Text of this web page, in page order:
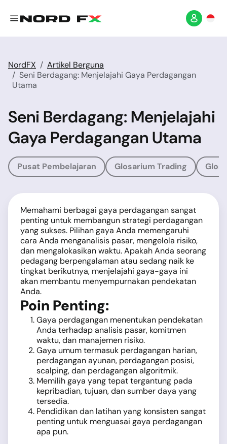
NordFX
Artikel Berguna
Seni Berdagang: Menjelajahi Gaya Perdagangan
Utama
Seni Berdagang: Menjelajahi
Gaya Perdagangan Utama
Pusat Pembelajaran Glosarium Trading
Memahami berbagai gaya perdagangan sangat
penting untuk membangun strategi perdagangan
yang sukses. Pilihan gaya Anda memengaruhi
cara Anda menganalisis pasar, mengelola risiko,
dan mengalokasikan waktu. Apakah Anda seorang
pedagang berpengalaman atau sedang naik ke
tingkat berikutnya, menjelajahi gaya-gaya ini
akan membantu menyempurnakan pendekatan
Anda.
Poin Penting:
Gaya perdagangan menentukan pendekatan
Anda terhadap analisis pasar, komitmen
waktu, dan manajemen risiko.
Gaya umum termasuk perdagangan harian,
perdagangan ayunan, perdagangan posisi,
scalping, dan perdagangan algoritmik.
Memilih gaya yang tepat tergantung pada
kepribadian, tujuan, dan sumber daya yang
tersedia.
Pendidikan dan latihan yang konsisten sangat
penting untuk menguasai gaya perdagangan
apa pun.